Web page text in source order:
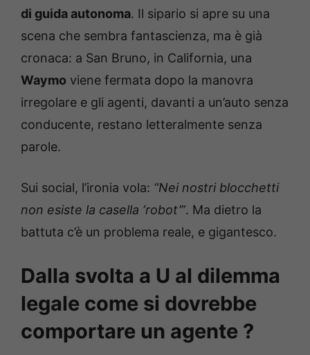
di guida autonoma. Il sipario si apre su una
scena che sembra fantascienza, ma è già
cronaca: a San Bruno, in California, una
Waymo viene fermata dopo la manovra
irregolare e gli agenti, davanti a un’auto senza
conducente, restano letteralmente senza
parole.
Sui social, l’ironia vola: “Nei nostri blocchetti
non esiste la casella ‘robot’”. Ma dietro la
battuta c’è un problema reale, e gigantesco.
Dalla svolta a U al dilemma
legale come si dovrebbe
comportare un agente ?